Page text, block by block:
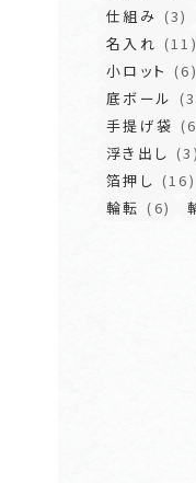
仕組み (3)
名入れ (11)
小ロット (6)
底ボール
手提げ袋
浮き出し (3)
箔押し (16)
輪転 (6)